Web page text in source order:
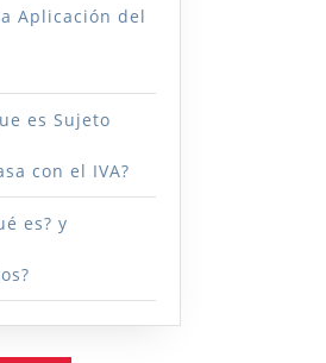
Aplicación del
es Sujeto
con el IVA?
es? y